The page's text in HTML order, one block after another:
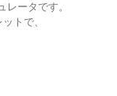
ータです。
トで、